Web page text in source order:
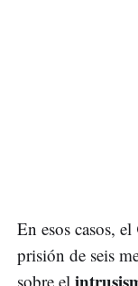
En esos casos, el
prisión de seis
sobre el